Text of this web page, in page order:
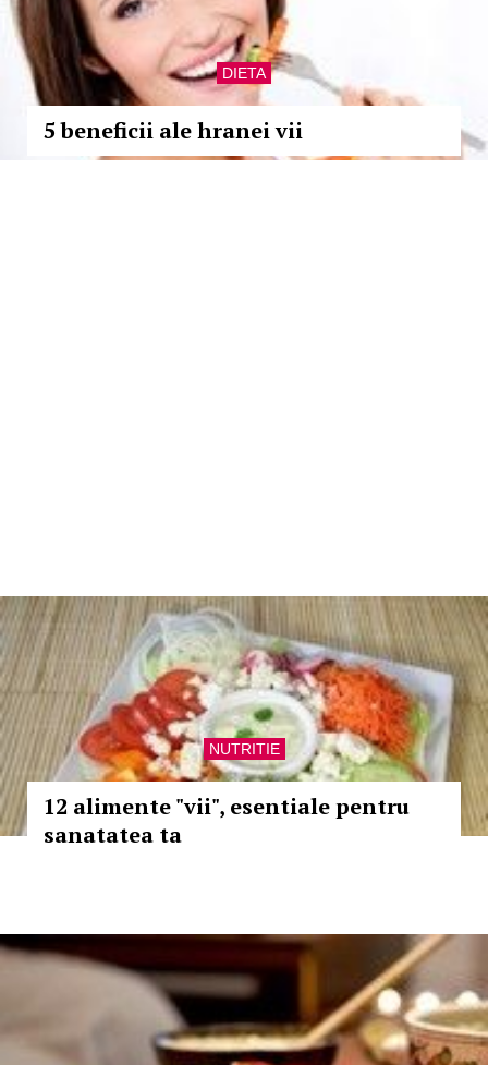
DIETA
5 beneficii ale hranei vii
NUTRITIE
12 alimente "vii", esentiale pentru
sanatatea ta